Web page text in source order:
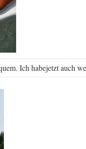
Ich habejetzt auch